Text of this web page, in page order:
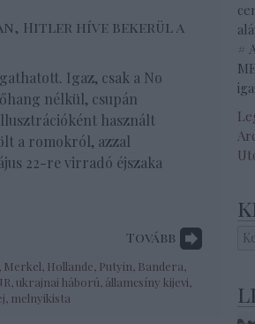
Hitler híve bekerül a
Igaz, csak a No
nélkül, csupán
használt
a romokról, azzal
22-re virradó éjszaka
Tovább
Merkel Hollande Putyin Bandera
ukrajnai háború államcsíny kijevi
melnyikista
#